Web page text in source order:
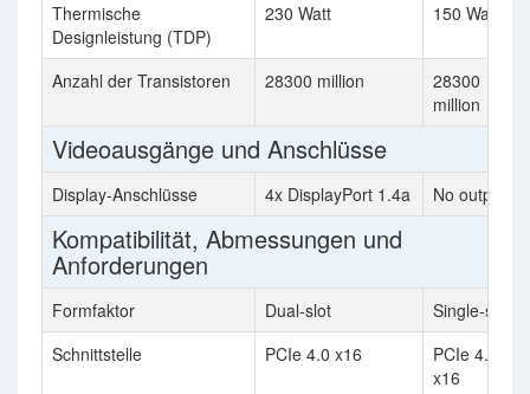
Thermische
Designleistung (TDP)
230 Watt 150 Watt
Anzahl der Transistoren 28300 million
28300
million
Videoausgänge und Anschlüsse
Display-Anschlüsse 4x DisplayPort 1.4a No outputs
Kompatibilität, Abmessungen und
Anforderungen
Formfaktor Dual-slot
Single-slot
Schnittstelle
PCIe 4.0 x16
PCIe 4.0
x16